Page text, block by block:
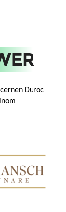
Duroc